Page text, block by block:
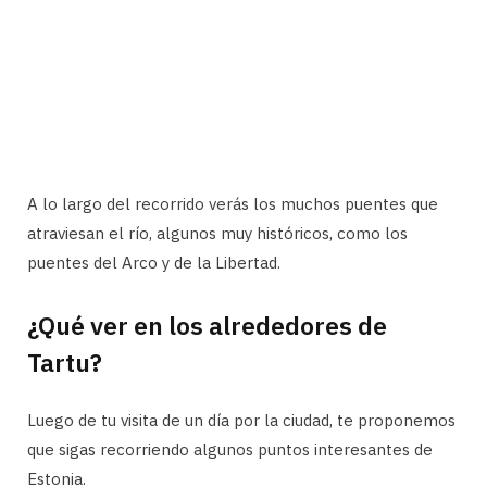
A lo largo del recorrido verás los muchos puentes que
atraviesan el río, algunos muy históricos, como los
puentes del Arco y de la Libertad.
¿Qué ver en los alrededores de
Tartu?
Luego de tu visita de un día por la ciudad, te proponemos
que sigas recorriendo algunos puntos interesantes de
Estonia.